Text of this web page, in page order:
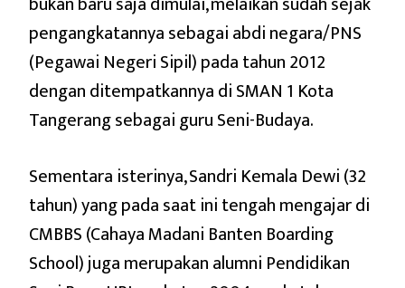
pengangkatannya sebagai abdi negara/PNS
(Pegawai Negeri Sipil) pada tahun 2012
dengan ditempatkannya di SMAN 1 Kota
Tangerang sebagai guru Seni-Budaya.
Sementara isterinya, Sandri Kemala Dewi (32
tahun) yang pada saat ini tengah mengajar di
CMBBS (Cahaya Madani Banten Boarding
School) juga merupakan alumni Pendidikan